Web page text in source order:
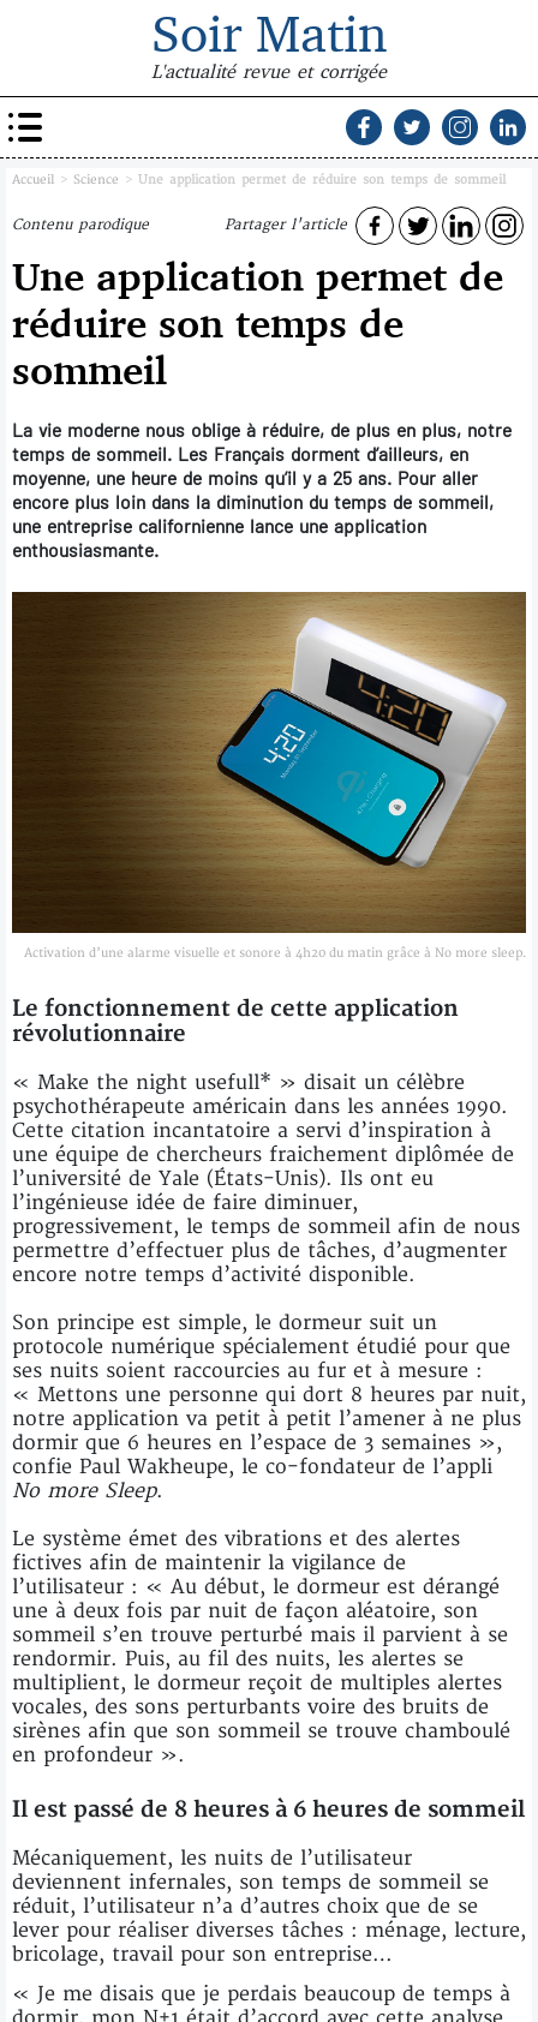
Soir Matin
L'actualité revue et corrigée
Accueil > Science > Une application permet de réduire son temps de sommeil
Contenu parodique Partager l'article
Une application permet de
réduire son temps de
sommeil
La vie moderne nous oblige à réduire, de plus en plus, notre
temps de sommeil. Les Français dorment d’ailleurs, en
moyenne, une heure de moins qu’il y a 25 ans. Pour aller
encore plus loin dans la diminution du temps de sommeil,
une entreprise californienne lance une application
enthousiasmante.
Activation d’une alarme visuelle et sonore à 4h20 du matin grâce à No more sleep.
Le fonctionnement de cette application
révolutionnaire
« Make the night usefull* » disait un célèbre
psychothérapeute américain dans les années 1990.
Cette citation incantatoire a servi d’inspiration à
une équipe de chercheurs fraichement diplômée de
l’université de Yale (États-Unis). Ils ont eu
l’ingénieuse idée de faire diminuer,
progressivement, le temps de sommeil afin de nous
permettre d’effectuer plus de tâches, d’augmenter
encore notre temps d’activité disponible.
Son principe est simple, le dormeur suit un
protocole numérique spécialement étudié pour que
ses nuits soient raccourcies au fur et à mesure :
« Mettons une personne qui dort 8 heures par nuit,
notre application va petit à petit l’amener à ne plus
dormir que 6 heures en l’espace de 3 semaines »,
confie Paul Wakheupe, le co-fondateur de l’appli
No more Sleep.
Le système émet des vibrations et des alertes
fictives afin de maintenir la vigilance de
l’utilisateur : « Au début, le dormeur est dérangé
une à deux fois par nuit de façon aléatoire, son
sommeil s’en trouve perturbé mais il parvient à se
rendormir. Puis, au fil des nuits, les alertes se
multiplient, le dormeur reçoit de multiples alertes
vocales, des sons perturbants voire des bruits de
sirènes afin que son sommeil se trouve chamboulé
en profondeur ».
Il est passé de 8 heures à 6 heures de sommeil
Mécaniquement, les nuits de l’utilisateur
deviennent infernales, son temps de sommeil se
réduit, l’utilisateur n’a d’autres choix que de se
lever pour réaliser diverses tâches : ménage, lecture,
bricolage, travail pour son entreprise…
« Je me disais que je perdais beaucoup de temps à